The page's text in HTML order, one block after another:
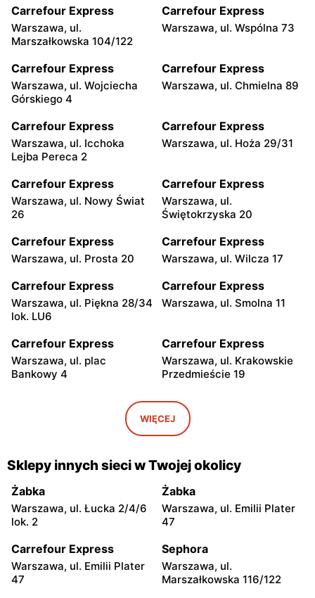
Carrefour Express
Warszawa, ul.
Marszałkowska 104/122
Carrefour Express
Warszawa, ul. Wspólna 73
Carrefour Express
Warszawa, ul. Wojciecha
Górskiego 4
Carrefour Express
Warszawa, ul. Chmielna 89
Carrefour Express
Warszawa, ul. Icchoka
Lejba Pereca 2
Carrefour Express
Warszawa, ul. Hoża 29/31
Carrefour Express
Warszawa, ul. Nowy Świat
26
Carrefour Express
Warszawa, ul.
Świętokrzyska 20
Carrefour Express
Warszawa, ul. Prosta 20
Carrefour Express
Warszawa, ul. Wilcza 17
Carrefour Express
Warszawa, ul. Piękna 28/34
lok. LU6
Carrefour Express
Warszawa, ul. Smolna 11
Carrefour Express
Warszawa, ul. plac
Bankowy 4
Carrefour Express
Warszawa, ul. Krakowskie
Przedmieście 19
Carrefour Express
Warszawa, ul. Ludwika
Waryńskiego 26 LU2
Carrefour Express
Warszawa, ul. Radna 2/4
Carrefour Express
Warszawa, ul. Dobra 17
Carrefour Express
Warszawa, ul.
Carrefour Express
Warszawa, ul. Koszykowa 1
Carrefour Express
Warszawa, ul. Krakowskie
Carrefour Express
Warszawa, ul. Mokotowska
WIĘCEJ
Sklepy innych sieci w Twojej okolicy
Żabka
Warszawa, ul. Łucka 2/4/6
lok. 2
Żabka
Warszawa, ul. Emilii Plater
47
Carrefour Express
Warszawa, ul. Emilii Plater
47
Sephora
Warszawa, ul.
Marszałkowska 116/122